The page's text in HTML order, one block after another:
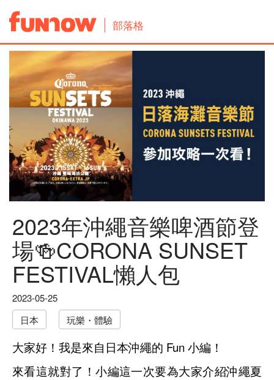
部落格
2023年沖繩音樂啤酒節登
場🍻CORONA SUNSET
FESTIVAL懶人包
2023-05-25
日本
玩樂・體驗
大家好！我是來自日本沖繩的 Fun 小編！
來看這就對了！小編這一次要為大家介紹沖繩夏